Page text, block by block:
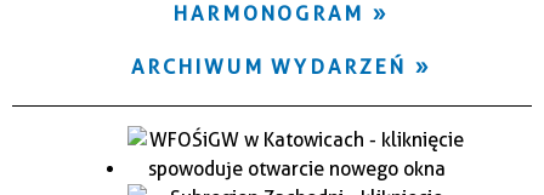
HARMONOGRAM
ARCHIWUM WYDARZEŃ